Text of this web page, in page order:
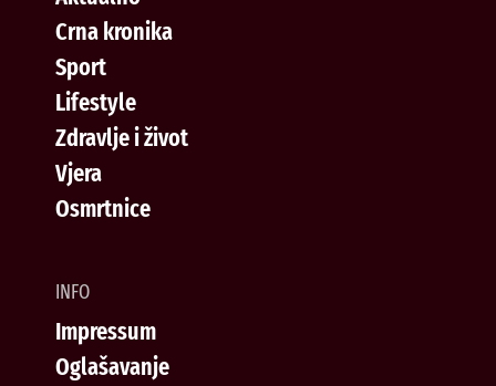
Crna kronika
Sport
Lifestyle
Zdravlje i život
Vjera
Osmrtnice
INFO
Impressum
Oglašavanje